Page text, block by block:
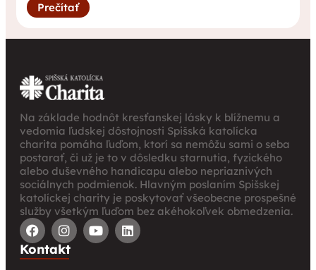
Prečítať
Na základe hodnôt kresťanskej lásky k blížnemu a
vedomia ľudskej dôstojnosti Spišská katolícka
charita pomáha ľuďom, ktorí sa nemôžu sami o seba
postarať, či už je to v dôsledku starnutia, fyzického
alebo duševného handicapu alebo nepriaznivých
sociálnych podmienok. Hlavným poslaním Spišskej
katolíckej charity je poskytovať všeobecne prospešné
služby všetkým ľuďom bez akéhokoľvek obmedzenia.
Kontakt